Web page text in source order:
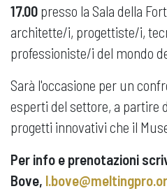
17.00 presso la Sala della
architette/i, progettiste/i,
professioniste/i del mondo
Sarà l'occasione per un
esperti del settore, a partire
progetti innovativi che il
Per info e prenotazioni
Bove,